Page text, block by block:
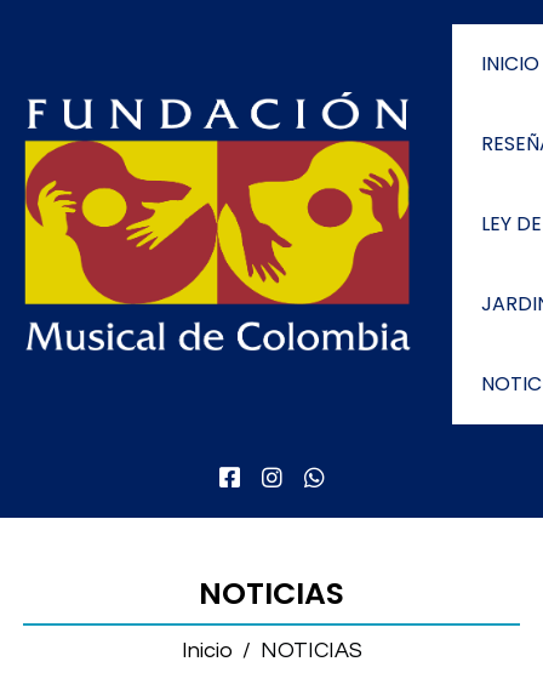
INICIO
LEY
NOTICIAS
Inicio / NOTICIAS